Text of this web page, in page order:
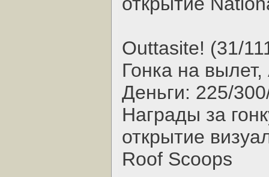
Outtasite! (31/
Гонка на
Деньги: 225/
Награды за
открытие
Roof Scoops